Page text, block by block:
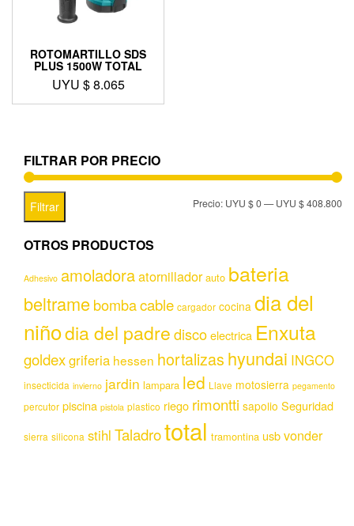
ROTOMARTILLO SDS
PLUS 1500W TOTAL
UYU $8.065
FILTRAR POR PRECIO
Filtrar Precio: UYU $ 0—UYU $ 408.800
OTROS PRODUCTOS
Adhesivo amoladoraatornillador auto bateria
beltramebombacable cargador cocina dia del
niñodia del padrediscoelectrica Enxuta
goldexgriferia hessen hortalizas hyundai INGCO
insecticida invierno jardin lampara led Llave motosierra pegamento
percutor piscina pistola plastico riego rimontti sapolio Seguridad
sierra silicona stihl Taladrototal tramontina usbvonder